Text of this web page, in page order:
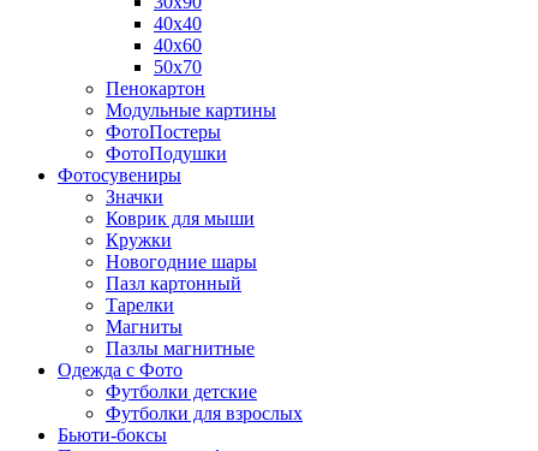
40х40
40х60
50х70
Пенокартон
Модульные картины
ФотоПостеры
ФотоПодушки
Фотоcувениры
Значки
Коврик для мыши
Кружки
Новогодние шары
Пазл картонный
Тарелки
Магниты
Пазлы магнитные
Одежда с Фото
Футболки детские
Футболки для взрослых
Бьюти-боксы